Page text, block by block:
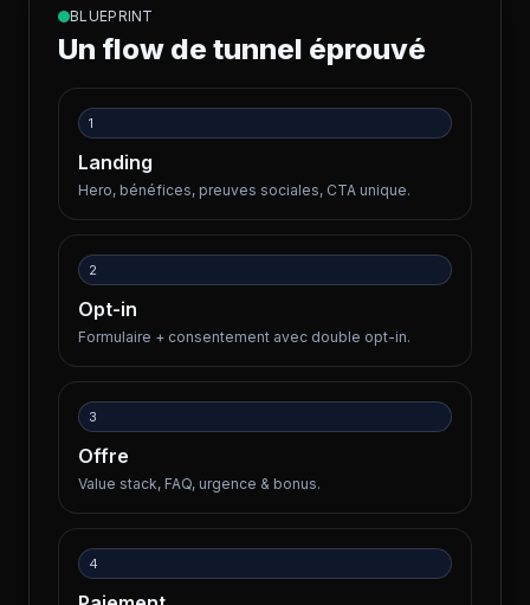
BLUEPRINT
Un flow de tunnel éprouvé
1
Landing
Hero, bénéfices, preuves sociales, CTA unique.
2
Opt-in
Formulaire + consentement avec double opt-in.
3
Offre
Value stack, FAQ, urgence & bonus.
4